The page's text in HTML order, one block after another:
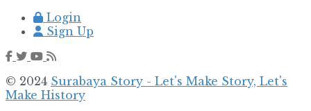
Login
Sign Up
© 2024 Surabaya Story - Let's Make Story, Let's
Make History